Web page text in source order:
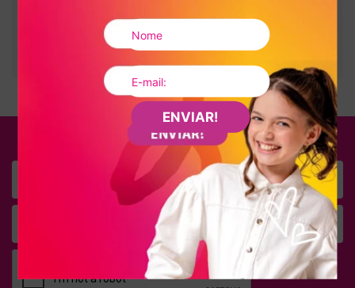
ENVIAR!
7900132637552
7900132637569
FIQUE POR DENTRO